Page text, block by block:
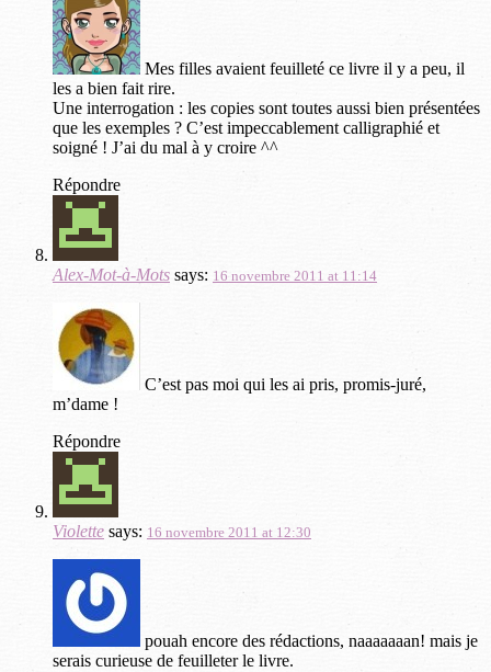
Mes filles avaient feuilleté ce livre il y a peu, il
les a bien fait rire.
Une interrogation : les copies sont toutes aussi bien présentées
que les exemples ? C’est impeccablement calligraphié et
soigné ! J’ai du mal à y croire ^^
Répondre
Alex-Mot-à-Mots says: 16 novembre 2011 at 11:14
C’est pas moi qui les ai pris, promis-juré,
m’dame !
Répondre
Violette says: 16 novembre 2011 at 12:30
pouah encore des rédactions, naaaaaaan! mais je
serais curieuse de feuilleter le livre.